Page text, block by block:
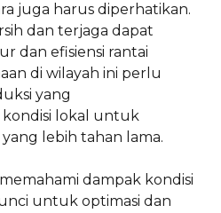
juga harus diperhatikan.
dan terjaga dapat
dan efisiensi rantai
di wilayah ini perlu
yang
lokal untuk
lebih tahan lama.
dampak kondisi
untuk optimasi dan